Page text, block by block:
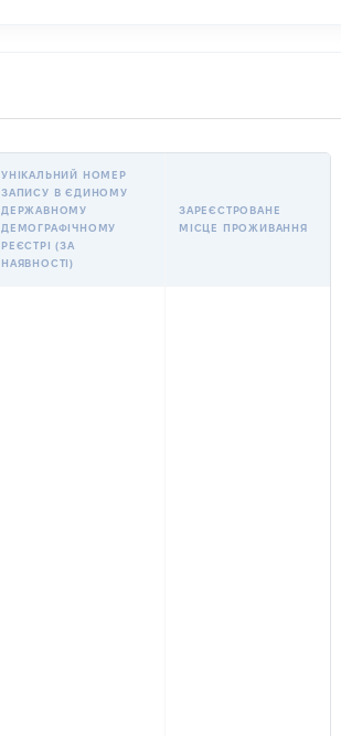
УНІКАЛЬНИЙ НОМЕР
ЗАПИСУ В ЄДИНОМУ
ДЕРЖАВНОМУ
ДЕМОГРАФІЧНОМУ
РЕЄСТРІ (ЗА
НАЯВНОСТІ)
ЗАРЕЄСТРОВАНЕ
МІСЦЕ ПРОЖИВАННЯ